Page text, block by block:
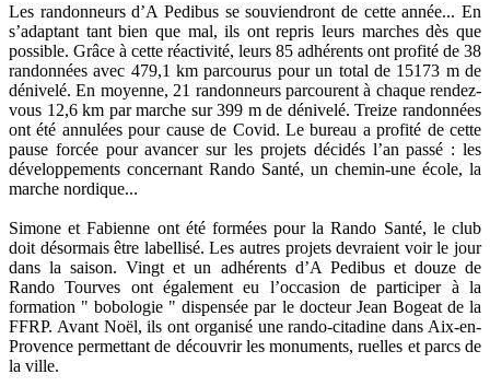
Les randonneurs d’A Pedibus se souviendront de cette année... En
s’adaptant tant bien que mal, ils ont repris leurs marches dès que
possible. Grâce à cette réactivité, leurs 85 adhérents ont profité de 38
randonnées avec 479,1 km parcourus pour un total de 15173 m de
dénivelé. En moyenne, 21 randonneurs parcourent à chaque rendez-
vous 12,6 km par marche sur 399 m de dénivelé. Treize randonnées
ont été annulées pour cause de Covid. Le bureau a profité de cette
pause forcée pour avancer sur les projets décidés l’an passé : les
développements concernant Rando Santé, un chemin-une école, la
marche nordique...
Simone et Fabienne ont été formées pour la Rando Santé, le club
doit désormais être labellisé. Les autres projets devraient voir le jour
dans la saison. Vingt et un adhérents d’A Pedibus et douze de
Rando Tourves ont également eu l’occasion de participer à la
formation " bobologie " dispensée par le docteur Jean Bogeat de la
FFRP. Avant Noël, ils ont organisé une rando-citadine dans Aix-en-
Provence permettant de découvrir les monuments, ruelles et parcs de
la ville.